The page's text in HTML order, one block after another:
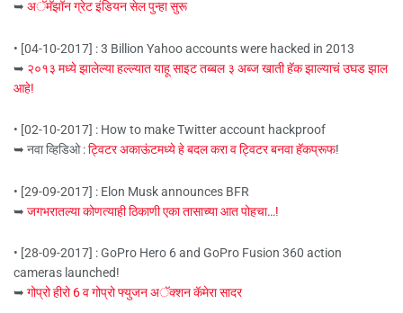
➥ अॅमॅझॉन ग्रेट इंडियन सेल पुन्हा सुरू
• [04-10-2017] : 3 Billion Yahoo accounts were hacked in 2013
➥ २०१३ मध्ये झालेल्या हल्ल्यात याहू साइट तब्बल ३ अब्ज खाती हॅक झाल्याचं उघड झाल
आहे!
• [02-10-2017] : How to make Twitter account hackproof
➥ नवा व्हिडिओ :ट्विटर अकाऊंटमध्ये हे बदल करा व ट्विटर बनवा हॅकप्रूफ!
• [29-09-2017] : Elon Musk announces BFR
➥ जगभरातल्या कोणत्याही ठिकाणी एका तासाच्या आत पोहचा…!
• [28-09-2017] : GoPro Hero 6 and GoPro Fusion 360 action
cameras launched!
➥ गोप्रो हीरो 6 व गोप्रो फ्युजन अॅक्शन कॅमेरा सादर